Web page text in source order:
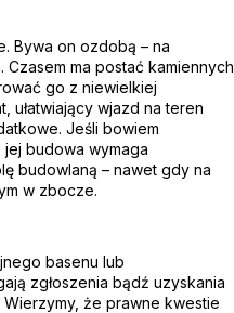
Bywa on ozdobą – na
ma postać kamiennych
go z niewielkiej
ułatwiający wjazd na teren
Jeśli bowiem
jej budowa wymaga
budowlaną – nawet gdy na
w zbocze.
basenu lub
zgłoszenia bądź uzyskania
że prawne kwestie